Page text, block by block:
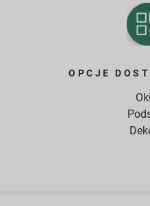
OPCJE